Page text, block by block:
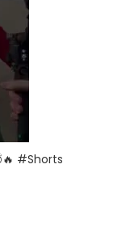
#shorts